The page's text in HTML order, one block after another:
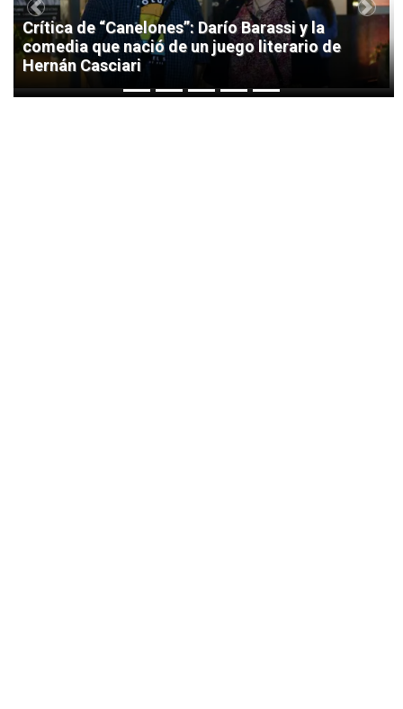
Crítica de “Canelones”: Darío Barassi y la
comedia que nació de un juego literario de
Hernán Casciari
Previous Next